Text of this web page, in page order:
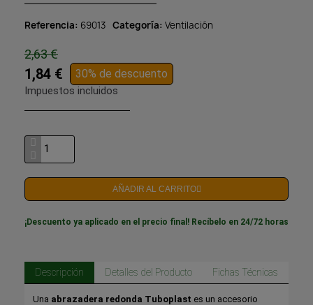
Referencia 69013 Categoría Ventilación
2,63 €
1,84 € 30% de descuento
Impuestos incluidos
AÑADIR AL CARRITO
¡Descuento ya aplicado en el precio final! Recíbelo en 24/72 horas
Descripción Detalles del Producto Fichas Técnicas
Una abrazadera redonda Tuboplast es un accesorio